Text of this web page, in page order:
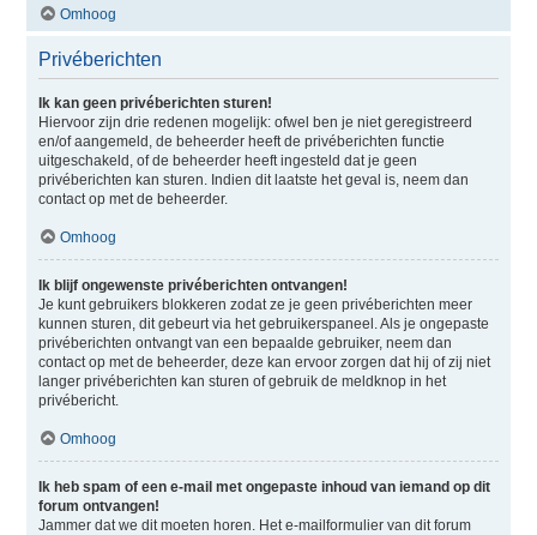
Omhoog
Privéberichten
Ik kan geen privéberichten sturen!
Hiervoor zijn drie redenen mogelijk: ofwel ben je niet geregistreerd
en/of aangemeld, de beheerder heeft de privéberichten functie
uitgeschakeld, of de beheerder heeft ingesteld dat je geen
privéberichten kan sturen. Indien dit laatste het geval is, neem dan
contact op met de beheerder.
Omhoog
Ik blijf ongewenste privéberichten ontvangen!
Je kunt gebruikers blokkeren zodat ze je geen privéberichten meer
kunnen sturen, dit gebeurt via het gebruikerspaneel. Als je ongepaste
privéberichten ontvangt van een bepaalde gebruiker, neem dan
contact op met de beheerder, deze kan ervoor zorgen dat hij of zij niet
langer privéberichten kan sturen of gebruik de meldknop in het
privébericht.
Omhoog
Ik heb spam of een e-mail met ongepaste inhoud van iemand op dit
forum ontvangen!
Jammer dat we dit moeten horen. Het e-mailformulier van dit forum